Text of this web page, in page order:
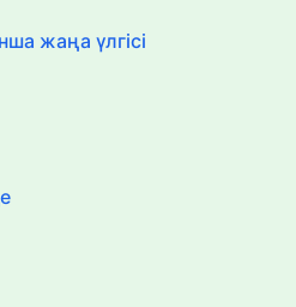
жаңа үлгісі